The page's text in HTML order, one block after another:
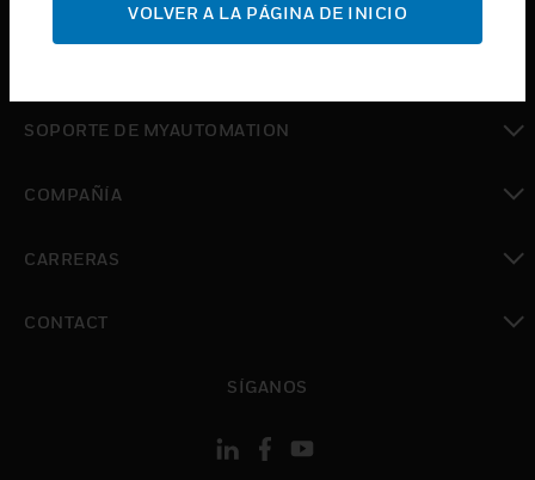
Cambiar vista
SOPORTE DE MYAUTOMATION
COMPAÑÍA
CARRERAS
CONTACT
SÍGANOS
VOLVER A LA PÁGINA DE INICIO